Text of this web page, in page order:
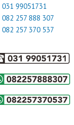
031 99051731
082 257 888 307
082 257 370 537